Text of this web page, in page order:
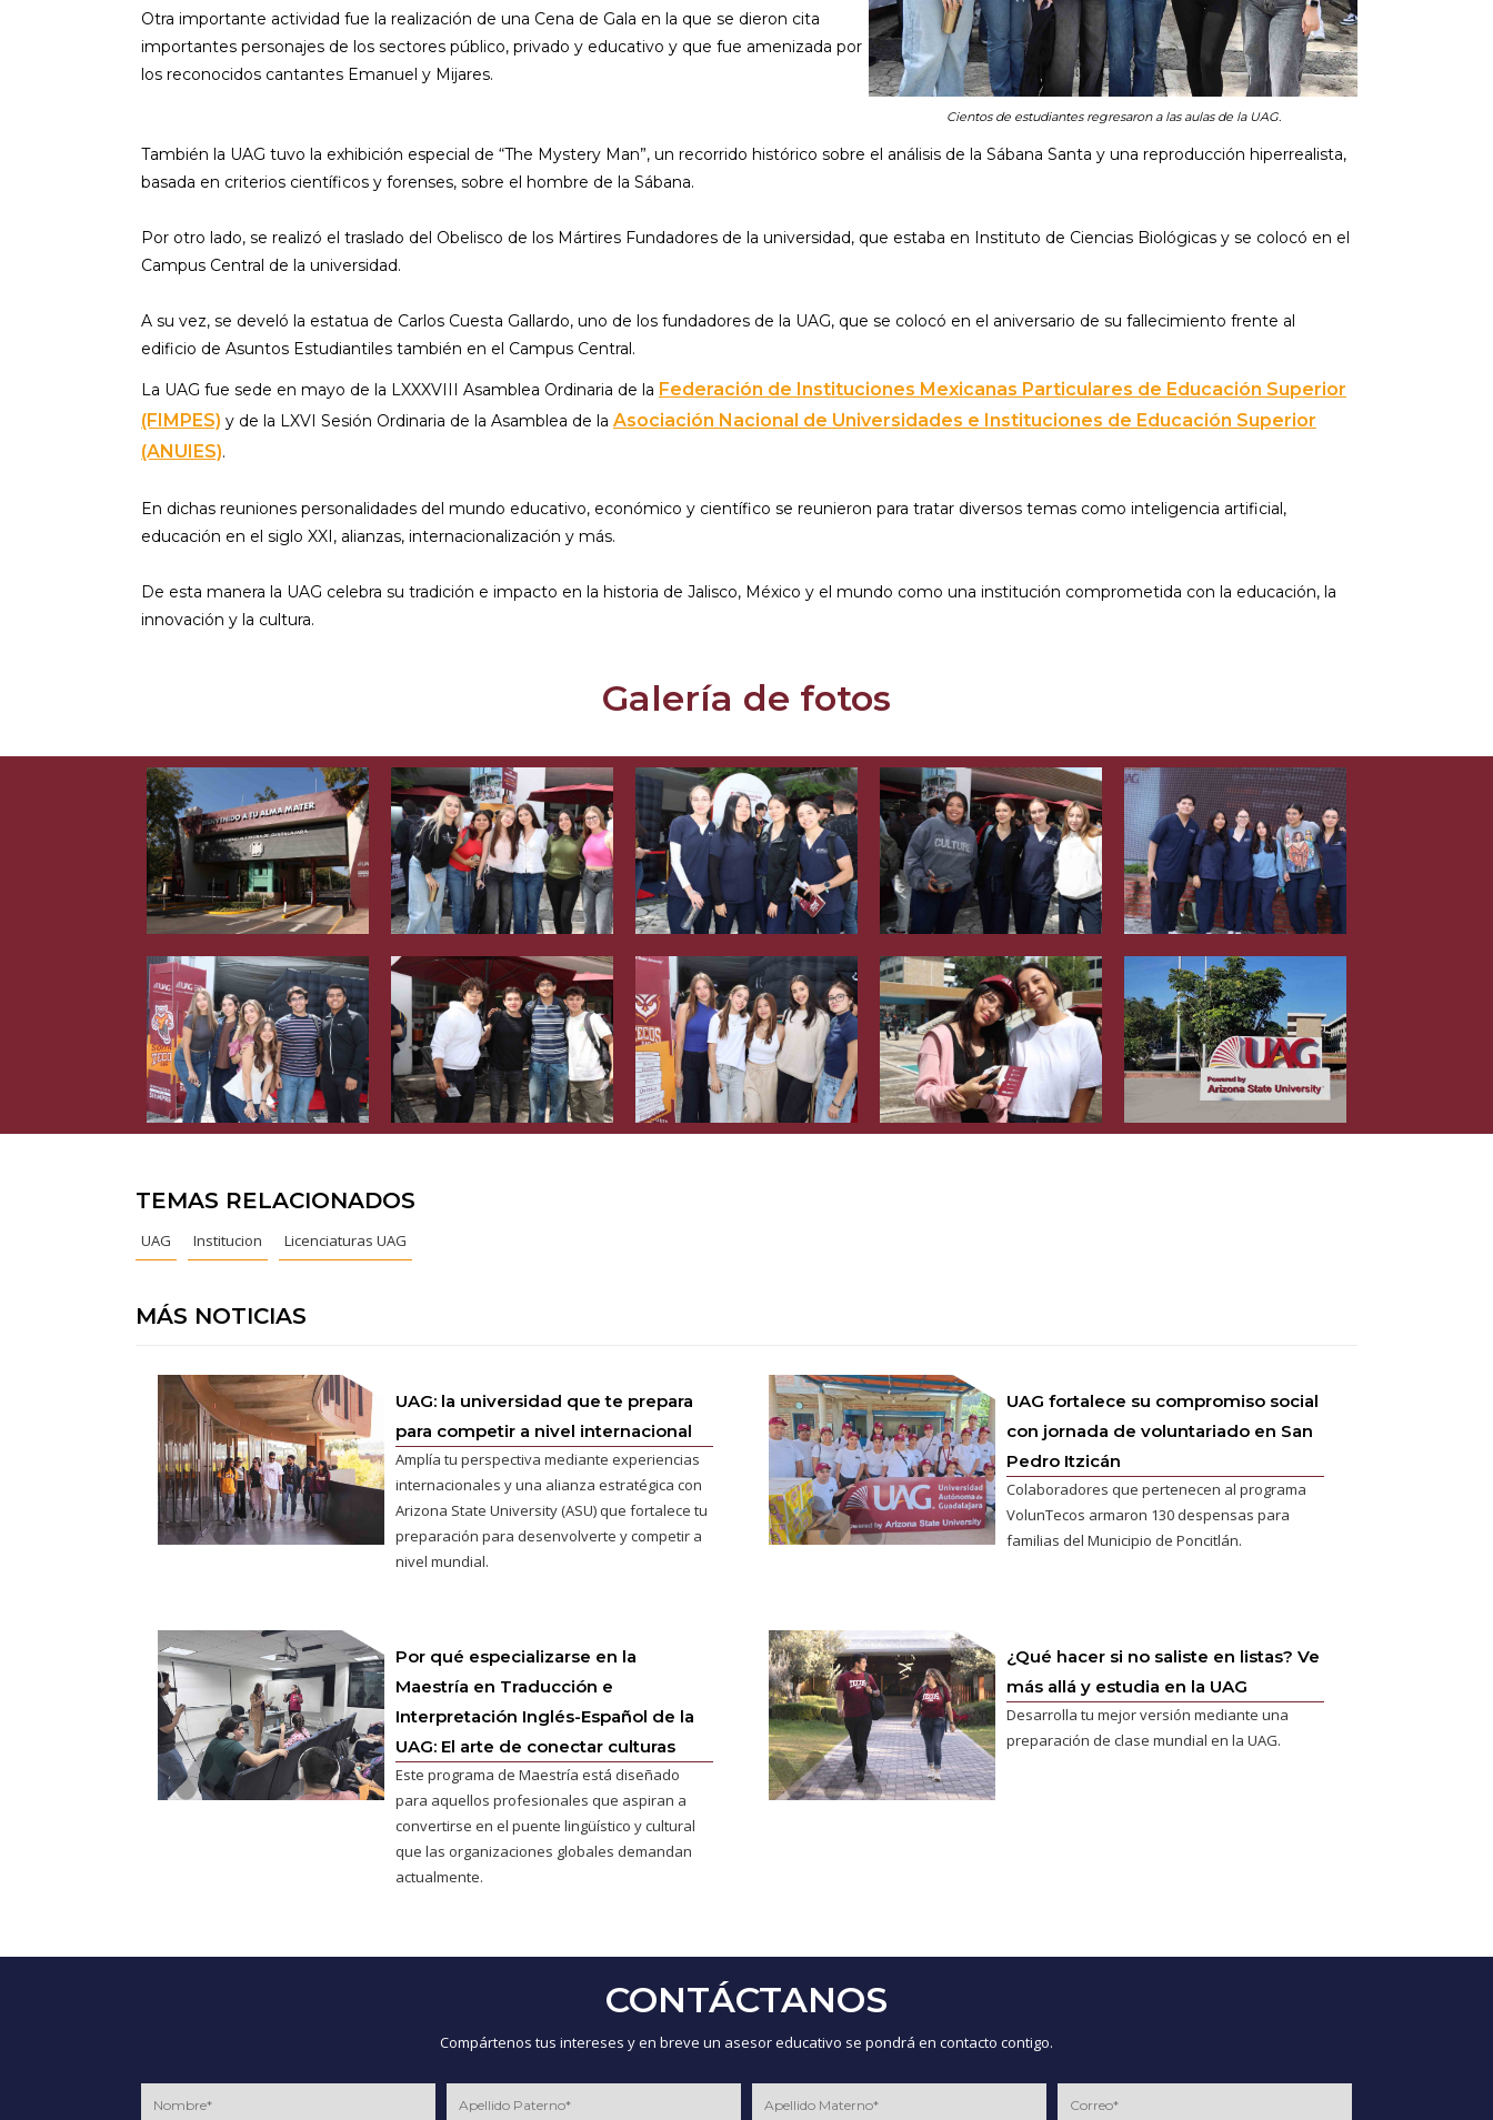
Otra importante actividad fue la realización de una Cena de Gala en la que se dieron cita
importantes personajes de los sectores público, privado y educativo y que fue amenizada por
los reconocidos cantantes Emanuel y Mijares.
Cientos de estudiantes regresaron a las aulas de la UAG.
También la UAG tuvo la exhibición especial de “The Mystery Man”, un recorrido histórico sobre el análisis de la Sábana Santa y una reproducción hiperrealista,
basada en criterios científicos y forenses, sobre el hombre de la Sábana.
Por otro lado, se realizó el traslado del Obelisco de los Mártires Fundadores de la universidad, que estaba en Instituto de Ciencias Biológicas y se colocó en el
Campus Central de la universidad.
A su vez, se develó la estatua de Carlos Cuesta Gallardo, uno de los fundadores de la UAG, que se colocó en el aniversario de su fallecimiento frente al
edificio de Asuntos Estudiantiles también en el Campus Central.
La UAG fue sede en mayo de la LXXXVIII Asamblea Ordinaria de la Federación de Instituciones Mexicanas Particulares de Educación Superior
(FIMPES) y de la LXVI Sesión Ordinaria de la Asamblea de la Asociación Nacional de Universidades e Instituciones de Educación Superior
(ANUIES).
En dichas reuniones personalidades del mundo educativo, económico y científico se reunieron para tratar diversos temas como inteligencia artificial,
educación en el siglo XXI, alianzas, internacionalización y más.
De esta manera la UAG celebra su tradición e impacto en la historia de Jalisco, México y el mundo como una institución comprometida con la educación, la
innovación y la cultura.
Galería de fotos
TEMAS RELACIONADOS
UAG Institucion Licenciaturas UAG
MÁS NOTICIAS
UAG: la universidad que te prepara
para competir a nivel internacional
Amplía tu perspectiva mediante experiencias
internacionales y una alianza estratégica con
Arizona State University (ASU) que fortalece tu
preparación para desenvolverte y competir a
nivel mundial.
UAG fortalece su compromiso social
con jornada de voluntariado en San
Pedro Itzicán
Colaboradores que pertenecen al programa
VolunTecos armaron 130 despensas para
familias del Municipio de Poncitlán.
Por qué especializarse en la
Maestría en Traducción e
Interpretación Inglés-Español de la
UAG: El arte de conectar culturas
Este programa de Maestría está diseñado
para aquellos profesionales que aspiran a
convertirse en el puente lingüístico y cultural
que las organizaciones globales demandan
actualmente.
¿Qué hacer si no saliste en listas? Ve
más allá y estudia en la UAG
Desarrolla tu mejor versión mediante una
preparación de clase mundial en la UAG.
CONTÁCTANOS
Compártenos tus intereses y en breve un asesor educativo se pondrá en contacto contigo.